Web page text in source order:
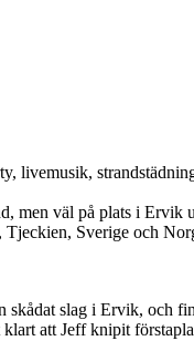
livemusik,
men väl på plats i
Sverige och
skådat slag i Ervik, och
att Jeff knipit